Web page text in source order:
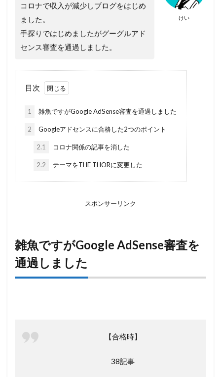
けい
コロナで収入が減少しブログをはじめ
ました。
手探りではじめましたがグーグルアド
センス審査を通過しました。
目次
1 雑魚ですがGoogle AdSense審査を通過しました
2 Googleアドセンスに合格した2つのポイント
2.1 コロナ関係の記事を消した
2.2 テーマをTHE THORに変更した
スポンサーリンク
雑魚ですがGoogle AdSense審査を
通過しました
【合格時】
38記事